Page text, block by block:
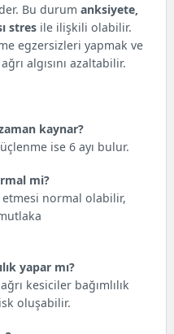
Bu durumanksiyete,
stres ile ilişkili olabilir.
egzersizleri yapmak ve
algısını azaltabilir.
kaynar?
ise 6 ayı bulur.
mi?
etmesi normal olabilir,
yapar mı?
kesiciler bağımlılık
oluşabilir.